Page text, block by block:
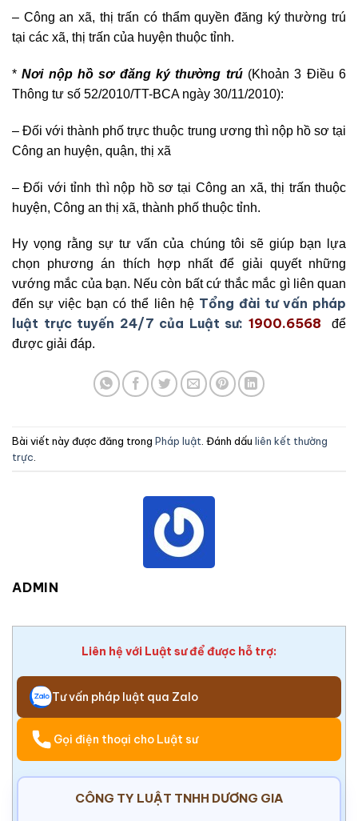
– Công an xã, thị trấn có thẩm quyền đăng ký thường trú
tại các xã, thị trấn của huyện thuộc tỉnh.
*Nơi nộp hồ sơ đăng ký thường trú(Khoản 3 Điều 6
Thông tư số 52/2010/TT-BCA ngày 30/11/2010):
– Đối với thành phố trực thuộc trung ương thì nộp hồ sơ tại
Công an huyện, quận, thị xã
– Đối với tỉnh thì nộp hồ sơ tại Công an xã, thị trấn thuộc
huyện, Công an thị xã, thành phố thuộc tỉnh.
Hy vọng rằng sự tư vấn của chúng tôi sẽ giúp bạn lựa
chọn phương án thích hợp nhất để giải quyết những
vướng mắc của bạn. Nếu còn bất cứ thắc mắc gì liên quan
đến sự việc bạn có thể liên hệ Tổng đài tư vấn pháp
luật trực tuyến 24/7 của Luật sư: 1900.6568
để
được giải đáp.
Bài viết này được đăng trong Pháp luật . Đánh dấu liên kết thường
trực
ADMIN
Liên hệ với Luật sư để được hỗ trợ:
Tư vấn pháp luật qua Zalo
Gọi điện thoại cho Luật sư
CÔNG TY LUẬT TNHH DƯƠNG GIA